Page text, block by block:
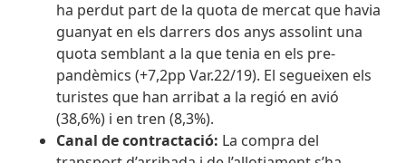
ha perdut part de la quota de mercat que havia
guanyat en els darrers dos anys assolint una
quota semblant a la que tenia en els pre-
pandèmics (+7,2pp Var.22/19). El segueixen els
turistes que han arribat a la regió en avió
(38,6%) i en tren (8,3%).
Canal de contractació: La compra del